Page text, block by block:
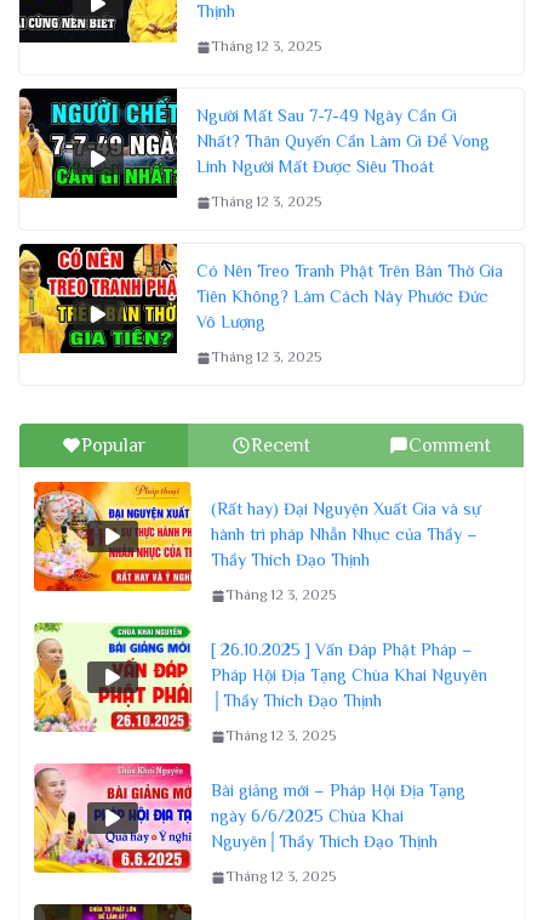
Thịnh
Tháng 12 3, 2025
Người Mất Sau 7-7-49 Ngày Cần Gì
Nhất? Thân Quyến Cần Làm Gì Để Vong
Linh Người Mất Được Siêu Thoát
Tháng 12 3, 2025
Có Nên Treo Tranh Phật Trên Bàn Thờ Gia
Tiên Không? Làm Cách Này Phước Đức
Vô Lượng
Tháng 12 3, 2025
Popular Recent Comment
(Rất hay) Đại Nguyện Xuất Gia và sự
hành trì pháp Nhẫn Nhục của Thầy –
Thầy Thích Đạo Thịnh
Tháng 12 3, 2025
[ 26.10.2025 ] Vấn Đáp Phật Pháp –
Pháp Hội Địa Tạng Chùa Khai Nguyên
│Thầy Thích Đạo Thịnh
Tháng 12 3, 2025
Bài giảng mới – Pháp Hội Địa Tạng
ngày 6/6/2025 Chùa Khai
Nguyên│Thầy Thích Đạo Thịnh
Tháng 12 3, 2025